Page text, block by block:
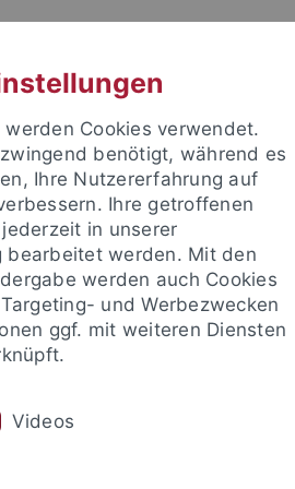
Lehrkooperationen
Cookies verwendet.
benötigt, während es
Ihre Nutzererfahrung auf
Ihre getroffenen
in unserer
bearbeitet werden. Mit den
werden auch Cookies
und Werbezwecken
ggf. mit weiteren Diensten
Videos